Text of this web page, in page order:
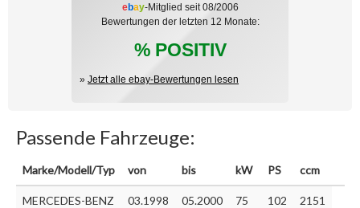
ebay-Mitglied seit 08/2006
Bewertungen der letzten 12 Monate:
% POSITIV
» Jetzt alle ebay-Bewertungen lesen
Passende Fahrzeuge:
Marke/Modell/Typ von bis kW PS ccm
MERCEDES-BENZ
03.1998 05.2000 75 102 2151